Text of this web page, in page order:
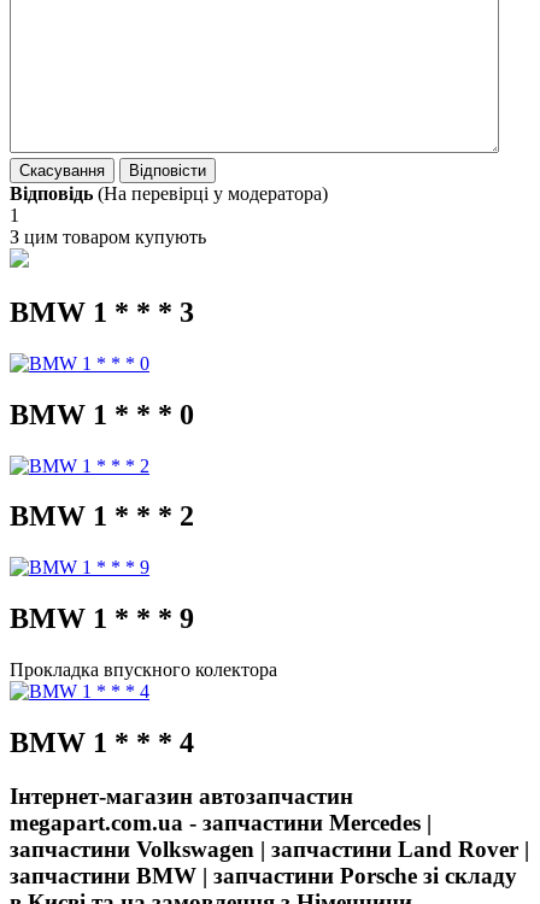
Відповідь (На перевірці у модератора)
1
З цим товаром купують
BMW 1 * * * 3
BMW 1 * * * 0
BMW 1 * * * 2
BMW 1 * * * 9
Прокладка впускного колектора
BMW 1 * * * 4
Інтернет-магазин автозапчастин
megapart.com.ua - запчастини Mercedes |
запчастини Volkswagen | запчастини Land Rover |
запчастини BMW | запчастини Porsche зі складу